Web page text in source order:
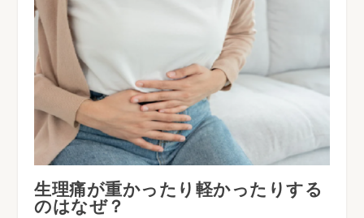
生理痛が重かったり軽かったりする
のはなぜ？